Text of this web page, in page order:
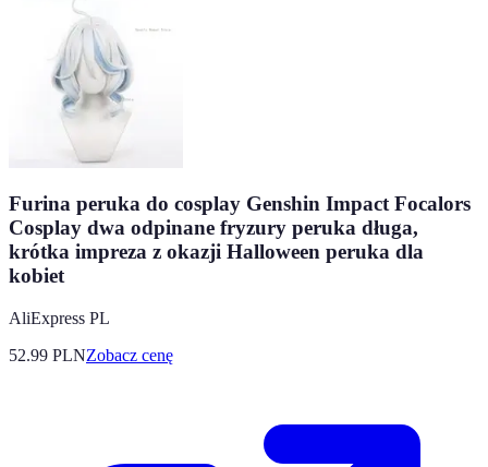
Furina peruka do cosplay Genshin Impact Focalors
Cosplay dwa odpinane fryzury peruka długa,
krótka impreza z okazji Halloween peruka dla
kobiet
AliExpress PL
52.99 PLNZobacz cenę